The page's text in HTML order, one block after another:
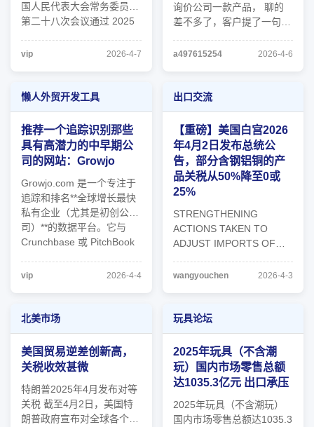
国人民代表大会常务委员会
第二十八次会议通过 2025
人民代表大会常务委员会第
第二章 船 舶
第一节 船舶所有
权 ...
vip 2026-4-7
询价公司一款产品， 聊的
差不多了，客户提了一句，
消息，但没有收到任何回
收到询价消息， 看了一眼
对方发的截图界面也不是我
的头像。 告诉他加错人
了，不是我。 ...
a497615254 2026-4-6
懒人外贸开发工具
推荐一个追踪识别那些
具有高潜力的中早期公
司的网站：Growjo
Growjo.com 是一个专注于
追踪和排名**全球增长最快
私有企业（尤其是初创公
司）**的数据平台。它与
Crunchbase 或 PitchBook
长指标”来识别那些具有高
其具体应用场景： 1.
vip 2026-4-4
出口交流
【重磅】美国白宫2026
年4月2日发布总统公
告，部分含钢铝铜的产
品关税从50%降至0或
25%
STRENGTHENING
ACTIONS TAKEN TO
ADJUST IMPORTS OF
COPPER INTO THE
很不错的消息了。
wangyouchen 2026-4-3
北美市场
美国贸易逆差创新高，
关税收效甚微
特朗普2025年4月发布对等
关税 截至4月2日，美国特
朗普政府宣布对全球各个国
玩具论坛
2025年玩具（不含潮
玩）国内市场零售总额
达1035.3亿元 出口承压
2025年玩具（不含潮玩）
国内市场零售总额达1035.3